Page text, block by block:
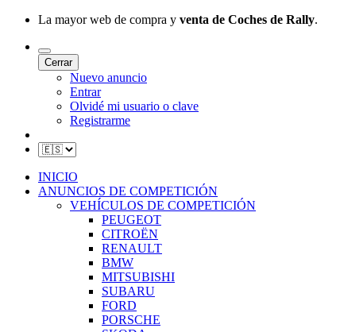
La mayor web de compra y venta de Coches de Rally.
Cerrar
Nuevo anuncio
Entrar
Olvidé mi usuario o clave
Registrarme
INICIO
ANUNCIOS DE COMPETICIÓN
VEHÍCULOS DE COMPETICIÓN
PEUGEOT
CITROËN
RENAULT
BMW
MITSUBISHI
SUBARU
FORD
PORSCHE